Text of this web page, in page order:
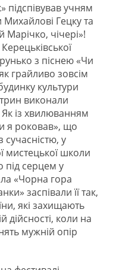
підспівував учням
Гецку та
Марічко, чічері»!
з піснею «Чи
грайливо зовсім
культури
виконали
із хвилюванням
я роковав», що
у
мистецької школи
під серцем у
«Чорна гора
заспівали її так,
які захищають
дійсності, коли на
мужній опір